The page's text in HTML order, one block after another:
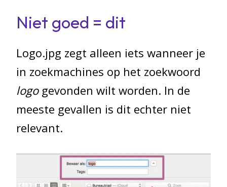
Niet goed = dit
Logo.jpg zegt alleen iets wanneer je
in zoekmachines op het zoekwoord
logogevonden wilt worden. In de
meeste gevallen is dit echter niet
relevant.